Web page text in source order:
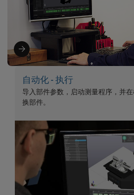
自动化 - 执行
导入部件参数，启动测量程序，并
换部件。